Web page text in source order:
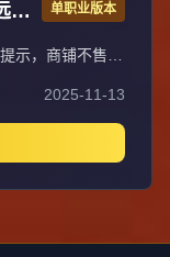
征
单职业版本
示，商铺不售材
服务，所有玩家
，提现手续费
记录；禁止自动
；严禁加速脱机
2025-11-13